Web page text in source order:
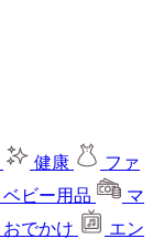
健康
ファ
ベビー用品
マ
おでかけ
エン